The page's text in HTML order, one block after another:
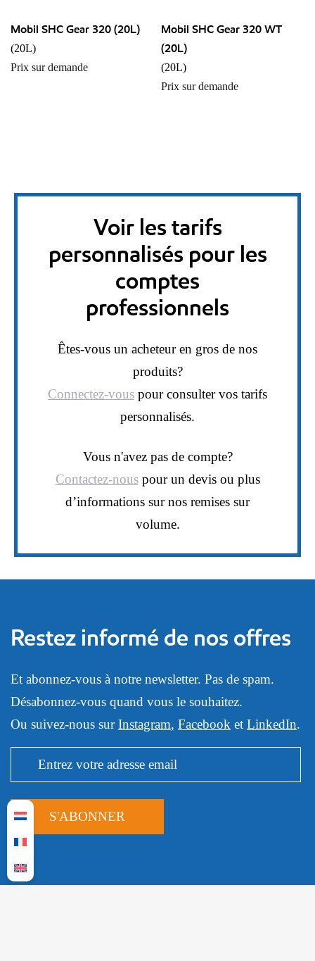
Mobil SHC Gear 320 (20L)
(20L)
Prix sur demande
Mobil SHC Gear 320 WT
(20L)
(20L)
Prix sur demande
Voir les tarifs
personnalisés pour les
comptes
professionnels
Êtes-vous un acheteur en gros de nos
produits?
Connectez-vous pour consulter vos tarifs
personnalisés.
Vous n'avez pas de compte?
Contactez-nouspour un devis ou plus
d’informations sur nos remises sur
volume.
Restez informé de nos offres
Et abonnez-vous à notre newsletter. Pas de spam.
Désabonnez-vous quand vous le souhaitez.
Ou suivez-nous surInstagram, Facebook et LinkedIn.